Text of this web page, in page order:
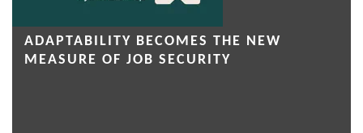
ADAPTABILITY BECOMES THE NEW
MEASURE OF JOB SECURITY